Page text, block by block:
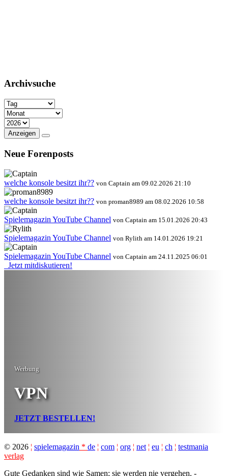
Archivsuche
Anzeigen
Neue Forenposts
welche konsole besitzt ihr?? von Captain am 09.02.2026 21:10
welche konsole besitzt ihr?? von proman8989 am 08.02.2026 10:58
Spielemagazin YouTube Channel von Captain am 15.01.2026 20:43
Spielemagazin YouTube Channel von Rylith am 14.01.2026 19:21
Spielemagazin YouTube Channel von Captain am 24.11.2025 06:01
Jetzt mitdiskutieren!
Werbung
VPN
JETZT BESTELLEN!
© 2026 ¦ spielemagazin * de ¦ com ¦ org ¦ net ¦ eu ¦ ch ¦ testmania
verlag
Gute Gedanken sind wie Samen; sie werden nie vergehen. -